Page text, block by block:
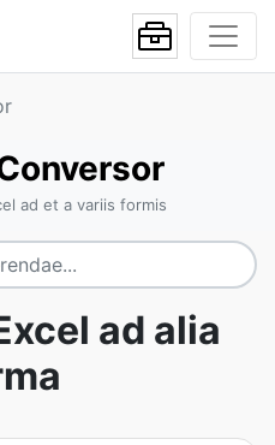
ad et a variis formis
ad alia